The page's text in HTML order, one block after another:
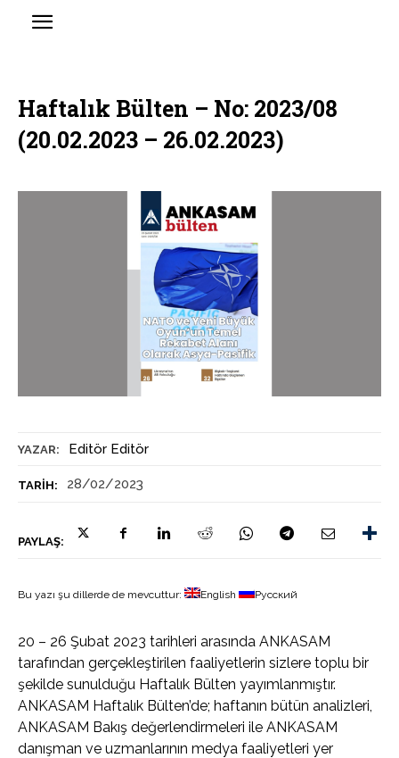
YAZAR: Editör Editör
TARIH: 28/02/2023
PAYLAŞ:
Haftalık Bülten – No: 2023/08
(20.02.2023 – 26.02.2023)
Bu yazı şu dillerde de mevcuttur: English Русский
20 – 26 Şubat 2023 tarihleri arasında ANKASAM
tarafından gerçekleştirilen faaliyetlerin sizlere toplu bir
şekilde sunulduğu Haftalık Bülten yayımlanmıştır.
ANKASAM Haftalık Bülten’de; haftanın bütün analizleri,
ANKASAM Bakış değerlendirmeleri ile ANKASAM
danışman ve uzmanlarının medya faaliyetleri yer